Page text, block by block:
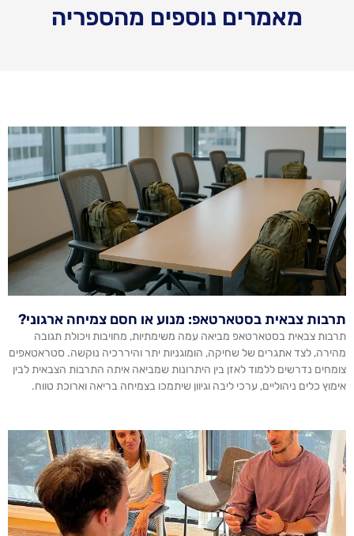
מאמרים נוספים מהספריה
תרבות צבאית בסטארטאפ: מנוע או חסם צמיחה ארגוני?
תרבות צבאית בסטארטאפ מביאה עמה משימתיות, מחויבות ויכולת תגובה
מהירה, לצד אתגרים של שחיקה, הומוגניות יתר והיררכיה נוקשה. סטראטאפים
צומחים נדרשים ללמוד לאזן בין היתרונות שמביאה איתה התרבות הצבאית לבין
אימוץ כלים ניהוליים, ערכי ליבה וגיוון שיתמכו בצמיחה בריאה וארוכת טווח.